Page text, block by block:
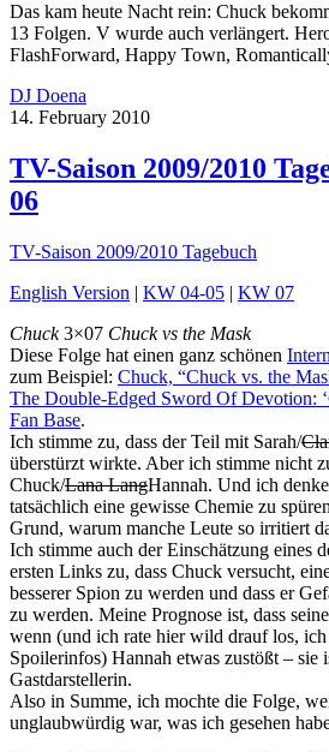
Das kam heute Nacht rein: Chuck
13 Folgen. V wurde auch verlängert.
FlashForward, Happy Town,
DJ Doena
14. February 2010
TV-Saison 2009/2010
06
TV-Saison 2009/2010 Tagebuch
English Version | KW 04-05 | KW 07
Chuck3×07 Chuck vs the Mask
Diese Folge hat einen ganz schönen
zum Beispiel: Chuck, “Chuck vs. the
The Double-Edged Sword Of Devotion:
Fan Base.
Ich stimme zu, dass der Teil mit Sarah/
überstürzt wirkte. Aber ich stimme nicht
Chuck/Lana LangHannah. Und ich
tatsächlich eine gewisse Chemie zu
Grund, warum manche Leute so irritiert
Ich stimme auch der Einschätzung eines
ersten Links zu, dass Chuck versucht,
besserer Spion zu werden und dass er
zu werden. Meine Prognose ist, dass
wenn (und ich rate hier wild drauf los, ich
Spoilerinfos) Hannah etwas zustößt – sie
Gastdarstellerin.
Also in Summe, ich mochte die Folge,
unglaubwürdig war, was ich gesehen